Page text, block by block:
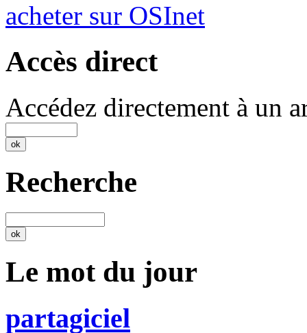
acheter sur OSInet
Accès direct
Accédez directement à un
Recherche
Le mot du jour
partagiciel